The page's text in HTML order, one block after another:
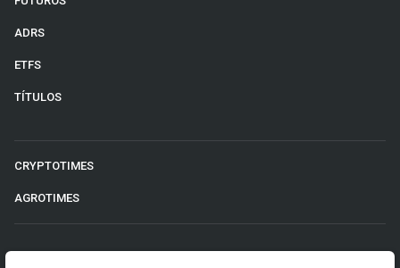
ADRS
ETFS
TÍTULOS
CRYPTOTIMES
AGROTIMES